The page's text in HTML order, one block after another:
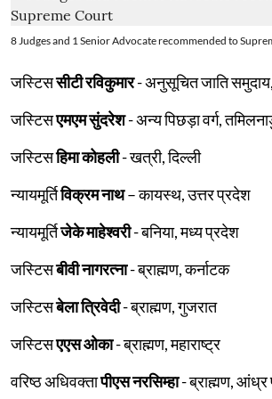
8 Judges and 1 Senior Advocate recommended to
जस्टिससीटी रविकुमार- अनुसूचित जाति
जस्टिसएमएम सुंदरेश- अन्य पिछड़ा वर्ग,
जस्टिसहिमा कोहली- खत्री, दिल्ली
न्यायमूर्तिविक्रम नाथ– कायस्थ, उत्तर प्रदेश
न्यायमूर्तिजेके माहेश्वरी- बनिया, मध्य प्रदेश
जस्टिसबीवी नागरत्ना- ब्राह्मण, कर्नाटक
जस्टिसबेला त्रिवेदी- ब्राह्मण, गुजरात
जस्टिसएएस ओका- ब्राह्मण, महाराष्ट्र
वरिष्ठ अधिवक्तापीएस नरसिम्हा- ब्राह्मण, आंध्र